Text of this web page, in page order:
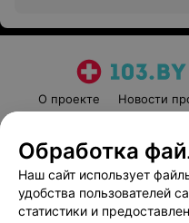
О проекте Новости
Пользовательское
Написать
Обработка
Наш сайт использует
удобства пользователей
статистики и